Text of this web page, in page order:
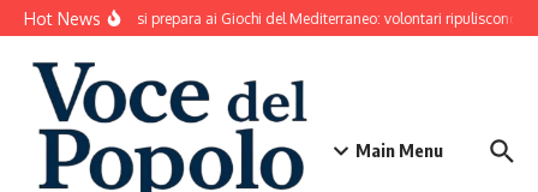
Salta al contenuto
Hot NewsTaranto si prepara ai Giochi del Mediterraneo: volontari ripuliscono
Main Menu